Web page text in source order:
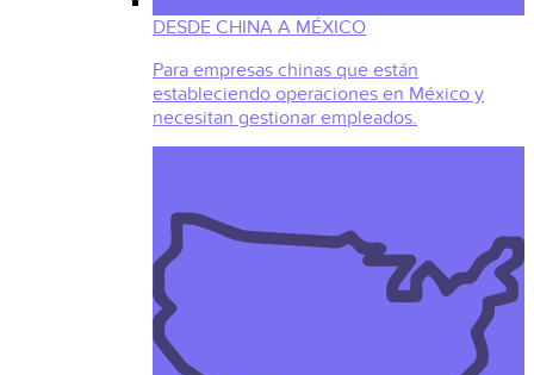
DESDE CHINA A MÉXICO
Para empresas chinas que están
estableciendo operaciones en México y
necesitan gestionar empleados.